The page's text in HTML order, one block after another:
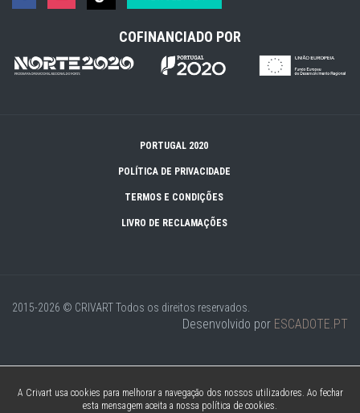
COFINANCIADO POR
PORTUGAL 2020
POLÍTICA DE PRIVACIDADE
TERMOS E CONDIÇÕES
LIVRO DE RECLAMAÇÕES
2015-2026 © CRIVARTTodos os direitos reservados.
Desenvolvido por ESCADOTE.PT
A Crivart usa cookies para melhorar a navegação dos nossos utilizadores. Ao fechar
esta mensagem aceita a nossa política de cookies.